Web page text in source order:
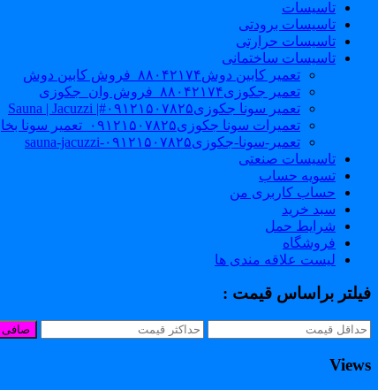
تاسیسات
تاسیسات برودتی
تاسیسات حرارتی
تاسیسات ساختمانی
تعمیر کابین دوش۸۸۰۴۲۱۷۴_فروش کابین دوش
تعمیر جکوزی۸۸۰۴۲۱۷۴_فروش وان_جکوزی
تعمیر سونا جکوزی۰۹۱۲۱۵۰۷۸۲۵#| Sauna | Jacuzzi
تعمیرات سونا جکوزی۰۹۱۲۱۵۰۷۸۲۵_تعمیر سونا بخار
تعمیر-سونا-جکوزی۰۹۱۲۱۵۰۷۸۲۵-sauna-jacuzzi
تاسیسات صنعتی
تسویه حساب
حساب کاربری من
سبد خرید
شرایط حمل
فروشگاه
لیست علاقه مندی ها
فیلتر براساس قیمت :
صافی
Views